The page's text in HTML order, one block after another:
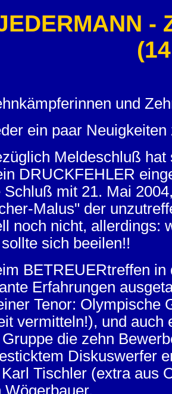
-
und
ein paar
Meldeschluß
DRUCKFEHLER
Schluß mit 21. Mai
Malus" der
noch nicht, allerdings:
sich beeilen!!
BETREUERtreffen
Erfahrungen
Tenor: Olympische
vermitteln!), und auch
die zehn
Diskuswerfer
Tischler (extra aus
Wögerbauer.